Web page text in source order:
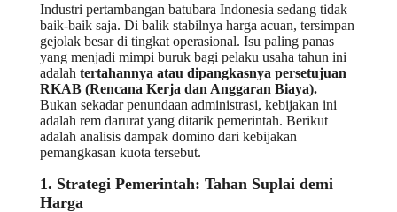
Industri pertambangan batubara Indonesia sedang tidak
baik-baik saja. Di balik stabilnya harga acuan, tersimpan
gejolak besar di tingkat operasional. Isu paling panas
yang menjadi mimpi buruk bagi pelaku usaha tahun ini
adalah tertahannya atau dipangkasnya persetujuan
RKAB (Rencana Kerja dan Anggaran Biaya).
Bukan sekadar penundaan administrasi, kebijakan ini
adalah rem darurat yang ditarik pemerintah. Berikut
adalah analisis dampak domino dari kebijakan
pemangkasan kuota tersebut.
1. Strategi Pemerintah: Tahan Suplai demi
Harga